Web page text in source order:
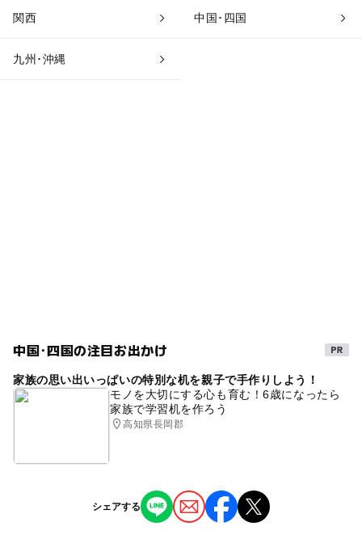
関西 中国･四国
九州･沖縄
中国･四国の注目お出かけ
家族の思い出いっぱいの特別な机を親子で手作りしよう！
モノを大切にする心も育む！6歳になったら
家族で学習机を作ろう
高知県長岡郡
シェアする